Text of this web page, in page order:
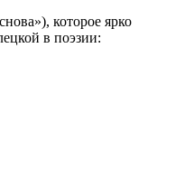
которое ярко
в поэзии: